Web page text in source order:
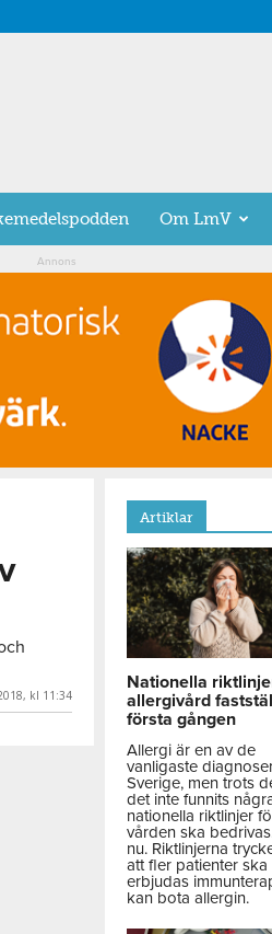
Om LmV
Annons
kl 11:34
Artiklar
Nationella
allergivård
första gången
Allergi är en av de
vanligaste
Sverige, men trots
det inte funnits
nationella riktlinjer
vården ska
nu. Riktlinjerna
att fler patienter ska
erbjudas
kan bota allergin.